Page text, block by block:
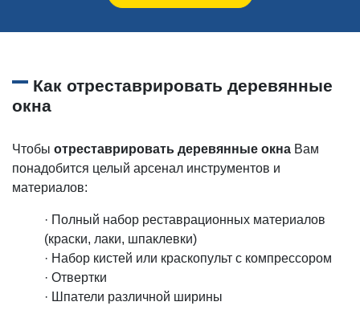
Как отреставрировать деревянные
окна
Чтобы отреставрировать деревянные окна Вам
понадобится целый арсенал инструментов и
материалов:
· Полный набор реставрационных материалов
(краски, лаки, шпаклевки)
· Набор кистей или краскопульт с компрессором
· Отвертки
· Шпатели различной ширины